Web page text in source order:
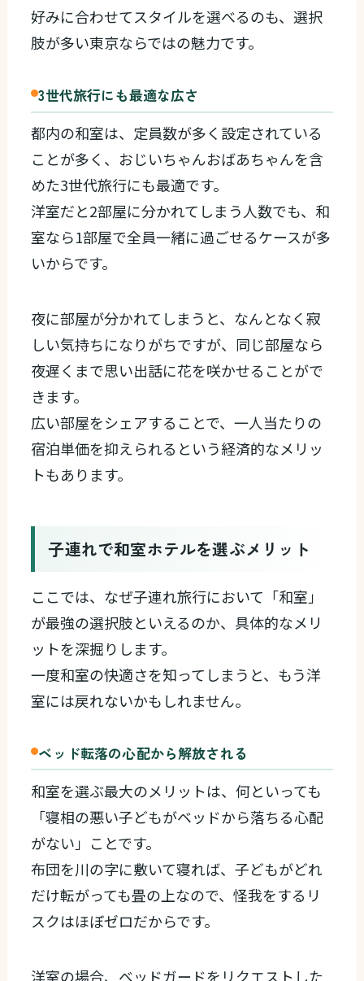
好みに合わせてスタイルを選べるのも、選択
肢が多い東京ならではの魅力です。
3世代旅行にも最適な広さ
都内の和室は、定員数が多く設定されている
ことが多く、おじいちゃんおばあちゃんを含
めた3世代旅行にも最適です。
洋室だと2部屋に分かれてしまう人数でも、和
室なら1部屋で全員一緒に過ごせるケースが多
いからです。
夜に部屋が分かれてしまうと、なんとなく寂
しい気持ちになりがちですが、同じ部屋なら
夜遅くまで思い出話に花を咲かせることがで
きます。
広い部屋をシェアすることで、一人当たりの
宿泊単価を抑えられるという経済的なメリッ
トもあります。
子連れで和室ホテルを選ぶメリット
ここでは、なぜ子連れ旅行において「和室」
が最強の選択肢といえるのか、具体的なメリ
ットを深掘りします。
一度和室の快適さを知ってしまうと、もう洋
室には戻れないかもしれません。
ベッド転落の心配から解放される
和室を選ぶ最大のメリットは、何といっても
「寝相の悪い子どもがベッドから落ちる心配
がない」ことです。
布団を川の字に敷いて寝れば、子どもがどれ
だけ転がっても畳の上なので、怪我をするリ
スクはほぼゼロだからです。
洋室の場合、ベッドガードをリクエストした